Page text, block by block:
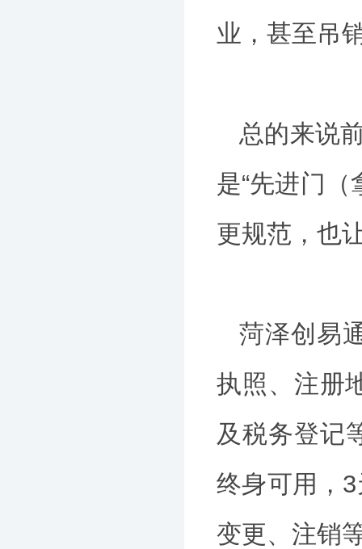
业，甚至吊
总的来说
是“先进门
更规范，也
菏泽创易
执照、注册
及税务登记
终身可用，
变更、注销